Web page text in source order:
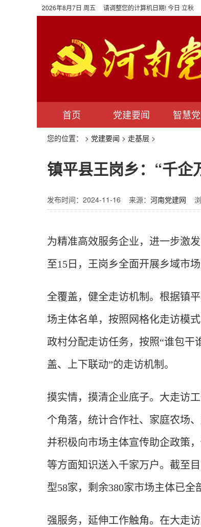
2026年8月7日 周五 请调整您的计算机日期! 今日 立秋
首页 党建要闻 智慧
您的位置： > 党建要闻 > 走基层 >
镇平县王岗乡：“千企
发布时间：2024-11-16 来源： 河南党建网 浏
为精准高效服务企业，进一步激
至15日，王岗乡全面开展乡域市
全覆盖，健全走访机制。根据镇
场主体名单，按照网格化走访模
政村分配走访任务，按照“谁包干
盖、上下联动”的走访机制。
摸实情，摸清企业底子。大走访
个角落，统计合作社、家庭农场
并积极向市场主体宣传助企政策
等方面知识送入千家万户。截至
型58家，剩余380家市场主体已全
强服务，延伸工作触角。在大走